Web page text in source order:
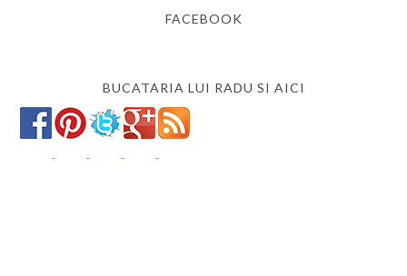
FACEBOOK
BUCATARIA LUI RADU SI AICI